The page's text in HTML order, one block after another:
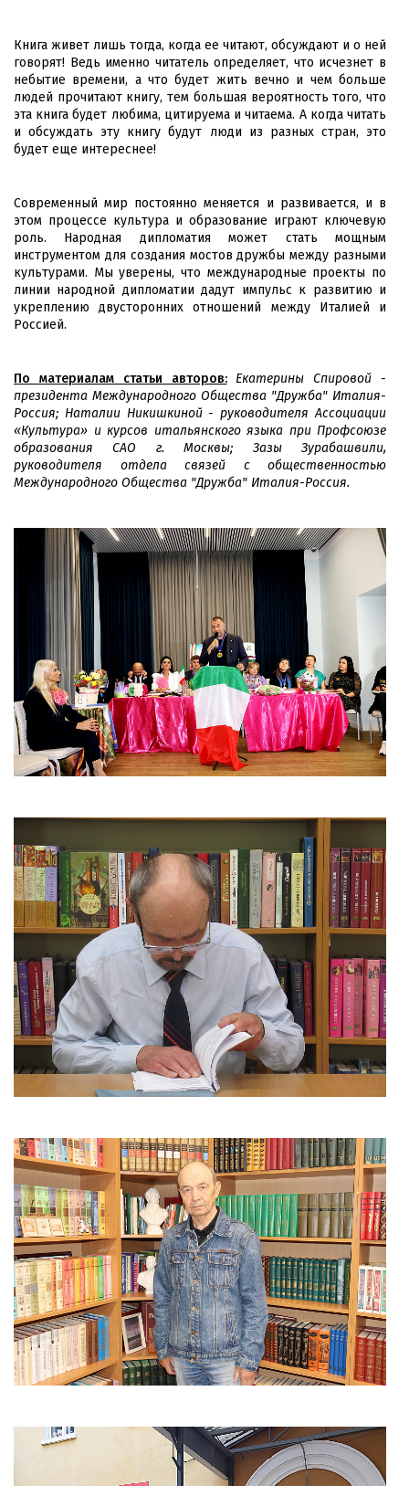
Книга живет лишь тогда, когда ее читают, обсуждают и о ней
говорят! Ведь именно читатель определяет, что исчезнет в
небытие времени, а что будет жить вечно и чем больше
людей прочитают книгу, тем большая вероятность того, что
эта книга будет любима, цитируема и читаема. А когда читать
и обсуждать эту книгу будут люди из разных стран, это
будет еще интереснее!
Современный мир постоянно меняется и развивается, и в
этом процессе культура и образование играют ключевую
роль. Народная дипломатия может стать мощным
инструментом для создания мостов дружбы между разными
культурами. Мы уверены, что международные проекты по
линии народной дипломатии дадут импульс к развитию и
укреплению двусторонних отношений между Италией и
Россией.
По материалам статьи авторов:Екатерины Спировой -
президента Международного Общества "Дружба" Италия-
Россия; Наталии Никишкиной - руководителя Ассоциации
«Культура» и курсов итальянского языка при Профсоюзе
образования САО г. Москвы; Зазы Зурабашвили,
руководителя отдела связей с общественностью
Международного Общества "Дружба" Италия-Россия.